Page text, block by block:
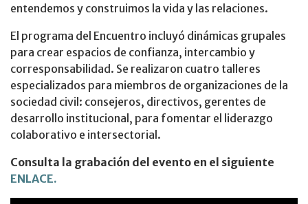
entendemos y construimos la vida y las relaciones.
El programa del Encuentro incluyó dinámicas grupales
para crear espacios de confianza, intercambio y
corresponsabilidad. Se realizaron cuatro talleres
especializados para miembros de organizaciones de la
sociedad civil: consejeros, directivos, gerentes de
desarrollo institucional, para fomentar el liderazgo
colaborativo e intersectorial.
Consulta la grabación del evento en el siguiente
ENLACE.